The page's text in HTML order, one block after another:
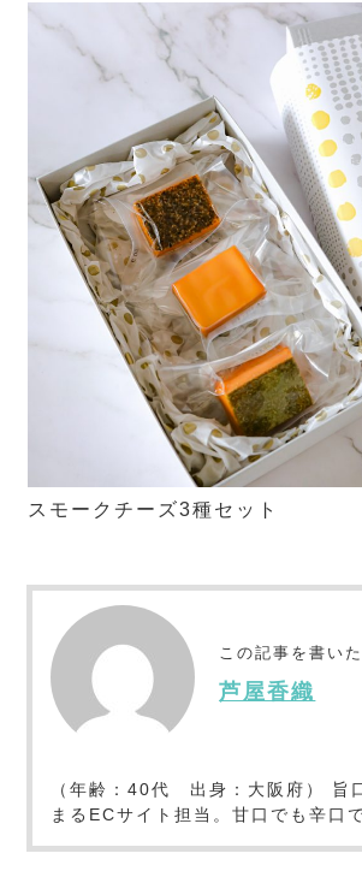
スモークチーズ3種セット
この記事を書いた
芦屋香織
（年齢：40代 出身：大阪府） 旨
まるECサイト担当。甘口でも辛口